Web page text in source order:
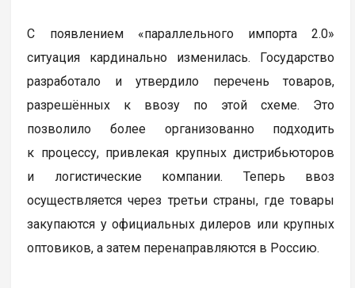
в виде «серых» схем, когда небольшие компании
за рубежом, минуя официальные каналы
дистрибуции. Это часто сопровождалось рисками